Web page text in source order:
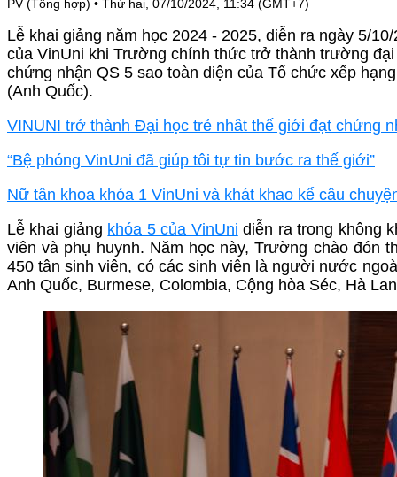
PV (Tổng hợp) • Thứ hai, 07/10/2024, 11:34 (GMT+7)
Lễ khai giảng năm học 2024 - 2025, diễn ra ngày 5/
của VinUni khi Trường chính thức trở thành trường
chứng nhận QS 5 sao toàn diện của Tổ chức xếp
(Anh Quốc).
VINUNI trở thành Đại học trẻ nhât thế giới đạt chứng
“Bệ phóng VinUni đã giúp tôi tự tin bước ra thế giới”
Nữ tân khoa khóa 1 VinUni và khát khao kể câu
Lễ khai giảng khóa 5 của VinUni diễn ra trong không
viên và phụ huynh. Năm học này, Trường chào đón
450 tân sinh viên, có các sinh viên là người nước
Anh Quốc, Burmese, Colombia, Cộng hòa Séc, Hà